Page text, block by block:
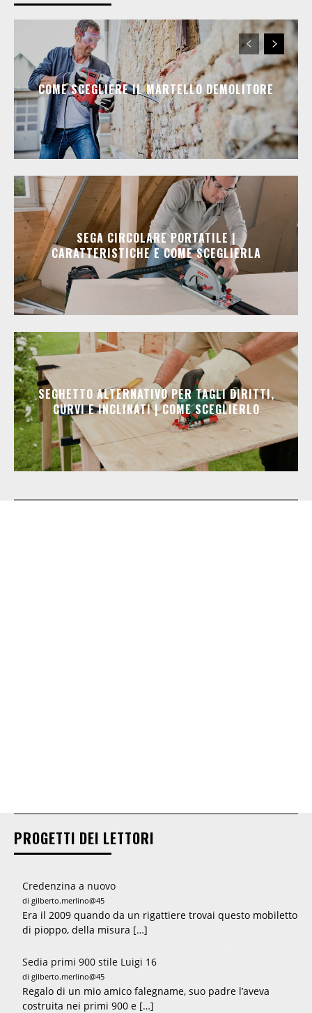
COME SCEGLIERE IL MARTELLO DEMOLITORE
SEGA CIRCOLARE PORTATILE |
CARATTERISTICHE E COME SCEGLIERLA
SEGHETTO ALTERNATIVO PER TAGLI DIRITTI,
CURVI E INCLINATI | COME SCEGLIERLO
PROGETTI DEI LETTORI
Credenzina a nuovo
di gilberto.merlino@45
Era il 2009 quando da un rigattiere trovai questo mobiletto
di pioppo, della misura […]
Sedia primi 900 stile Luigi 16
di gilberto.merlino@45
Regalo di un mio amico falegname, suo padre l’aveva
costruita nei primi 900 e […]